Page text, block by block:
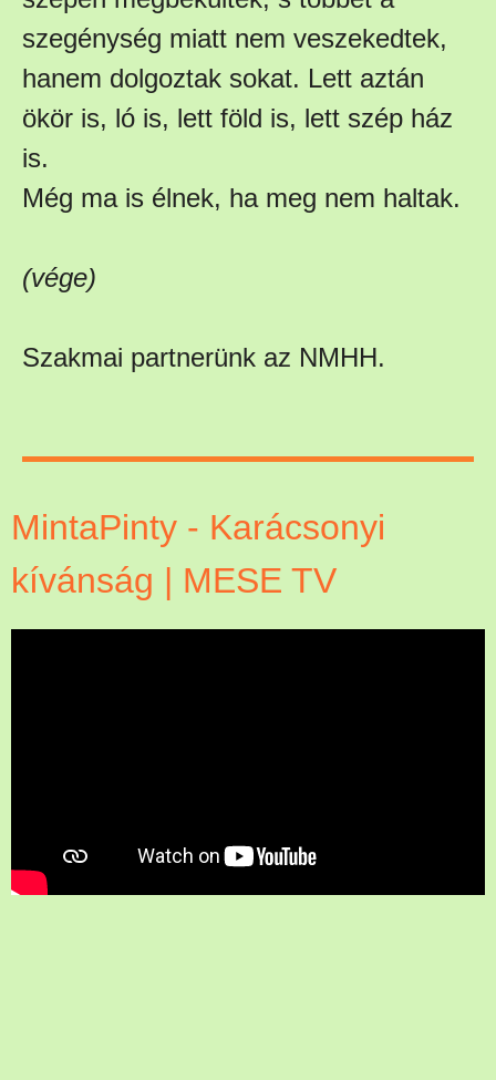
szegénység miatt nem veszekedtek,
hanem dolgoztak sokat. Lett aztán
ökör is, ló is, lett föld is, lett szép ház
is.
Még ma is élnek, ha meg nem haltak.
(vége)
Szakmai partnerünk az NMHH.
MintaPinty - Karácsonyi
kívánság | MESE TV